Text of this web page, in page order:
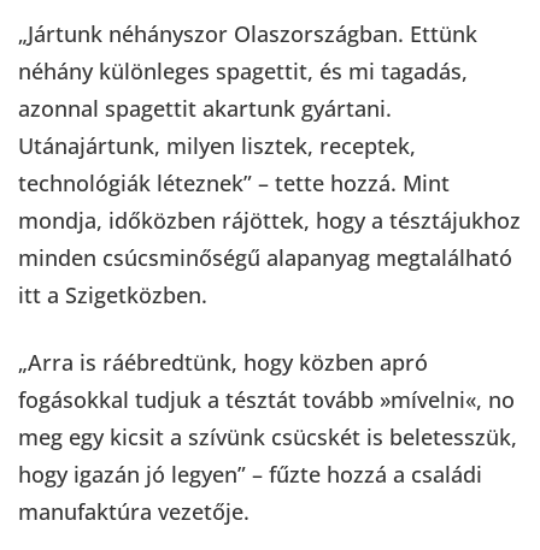
„Jártunk néhányszor Olaszországban. Ettünk
néhány különleges spagettit, és mi tagadás,
azonnal spagettit akartunk gyártani.
Utánajártunk, milyen lisztek, receptek,
technológiák léteznek” – tette hozzá. Mint
mondja, időközben rájöttek, hogy a tésztájukhoz
minden csúcsminőségű alapanyag megtalálható
itt a Szigetközben.
„Arra is ráébredtünk, hogy közben apró
fogásokkal tudjuk a tésztát tovább »mívelni«, no
meg egy kicsit a szívünk csücskét is beletesszük,
hogy igazán jó legyen” – fűzte hozzá a családi
manufaktúra vezetője.